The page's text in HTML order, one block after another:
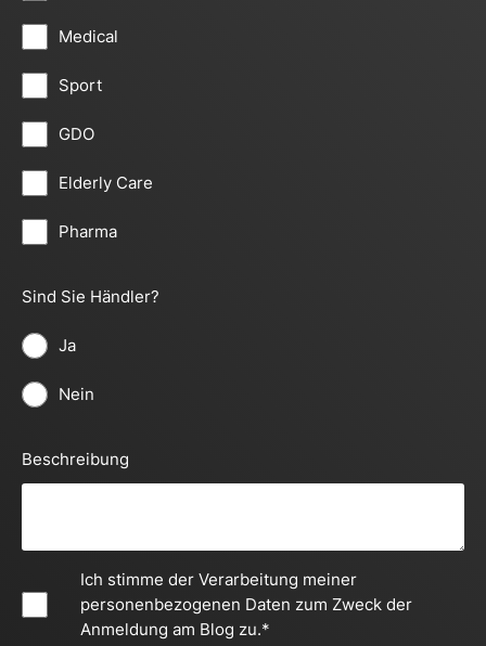
Medical
Sport
GDO
Elderly Care
Pharma
Sind Sie Händler?
Ja
Nein
Beschreibung
Ich stimme der Verarbeitung meiner
personenbezogenen Daten zum Zweck der
Anmeldung am Blog zu.*